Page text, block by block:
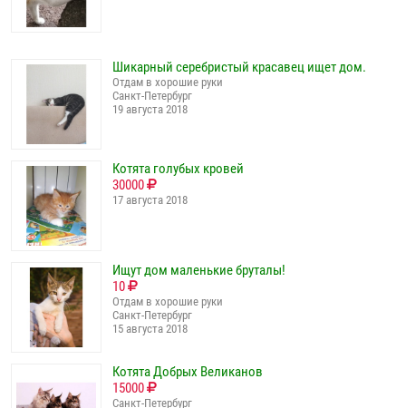
Шикарный серебристый красавец ищет дом.
Отдам в хорошие руки
Санкт-Петербург
19 августа 2018
Котята голубых кровей
30000
17 августа 2018
Ищут дом маленькие бруталы!
10
Отдам в хорошие руки
Санкт-Петербург
15 августа 2018
Котята Добрых Великанов
15000
Санкт-Петербург